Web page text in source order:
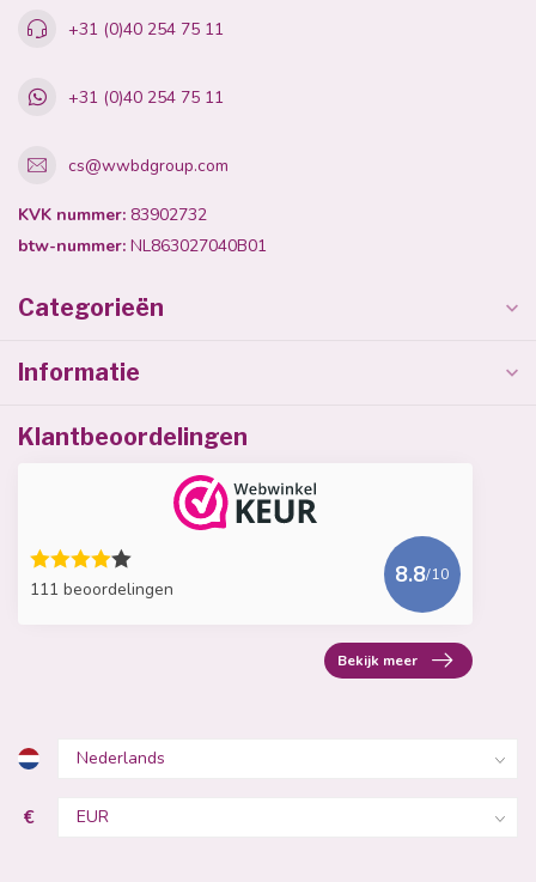
+31 (0)40 254 75 11
+31 (0)40 254 75 11
cs@wwbdgroup.com
KVK nummer: 83902732
btw-nummer: NL863027040B01
Categorieën
Informatie
Klantbeoordelingen
111 beoordelingen
8.8/10
Bekijk meer
€